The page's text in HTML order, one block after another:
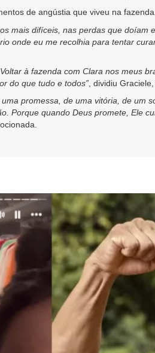
de angústia que viveu na
mais difíceis, nas perdas que
onde eu me recolhia para tentar
à fazenda com Clara nos meus
do que tudo e todos” , dividiu
promessa, de uma vitória, de um
Porque quando Deus promete, Ele